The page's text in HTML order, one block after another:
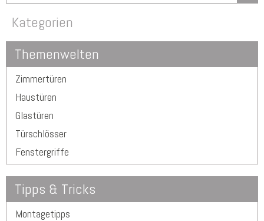
Kategorien
Themenwelten
Zimmertüren
Haustüren
Glastüren
Türschlösser
Fenstergriffe
Tipps & Tricks
Montagetipps